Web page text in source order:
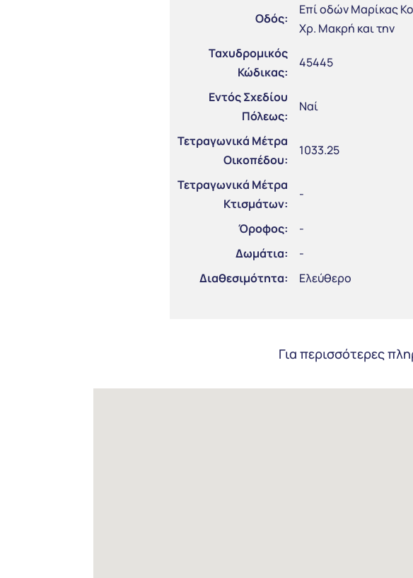
Οδός:
Επί οδών Μαρίκας
Χρ. Μακρή και την
Ταχυδρομικός
Κώδικας:
45445
Εντός Σχεδίου
Πόλεως:
Ναί
Τετραγωνικά Μέτρα
Οικοπέδου:
1033.25
Τετραγωνικά Μέτρα
Κτισμάτων:
-
Όροφος:
-
Δωμάτια:
-
Διαθεσιμότητα:
Ελεύθερο
Για περισσότερες